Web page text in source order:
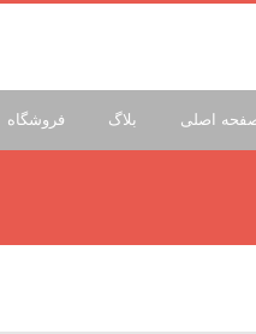
اصلی بلاگ فروشگاه